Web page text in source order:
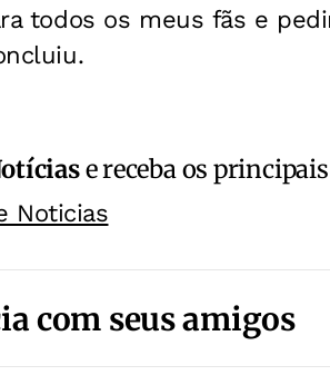
todos os meus fãs e
e receba os
Noticias
com seus amigos